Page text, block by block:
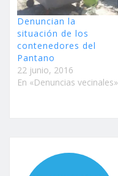
Denuncian la
situación de los
contenedores del
Pantano
22 junio, 2016
En «Denuncias vecinales»